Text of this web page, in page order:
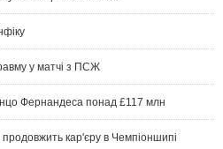
у матчі з ПСЖ
Фернандеса понад £117 млн
кар'єру в Чемпіоншипі